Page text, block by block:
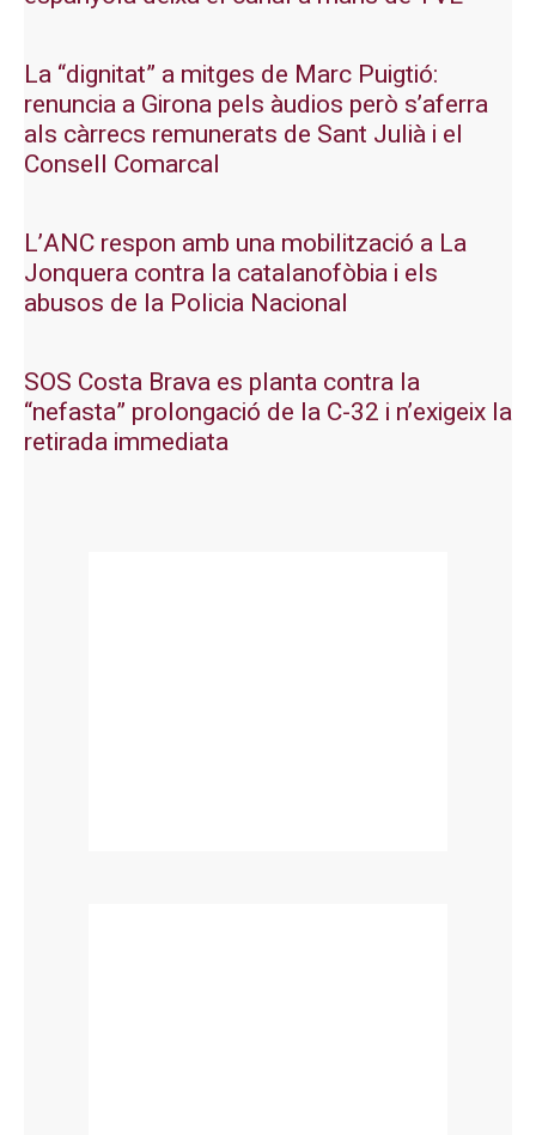
La “dignitat” a mitges de Marc Puigtió:
renuncia a Girona pels àudios però s’aferra
als càrrecs remunerats de Sant Julià i el
Consell Comarcal
L’ANC respon amb una mobilització a La
Jonquera contra la catalanofòbia i els
abusos de la Policia Nacional
SOS Costa Brava es planta contra la
“nefasta” prolongació de la C-32 i n’exigeix la
retirada immediata